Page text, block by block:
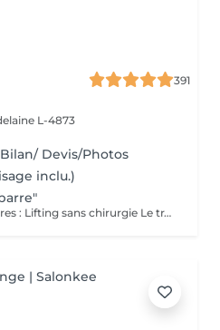
391
L-4873
Devis/Photos
inclu.)
HIFU pour la Zone Code-Barres : Lifting sans chirurgie Le traitement HIFU (Ultrasons Focalisés de Haute Intensité) est une solution non invasive qui agit en profondeur pour traiter les rides verticales au-dessus des lèvres, communément appelées code-barres. En ciblant les couches profondes de la peau, le HIFU stimule la production de collagène et de fibres élastiques, redonnant ainsi fermeté, tonicité et jeunesse à cette zone délicate. Quels sont les bienfaits ? Lissage des rides verticales autour de la bouche Effet raffermissant et lifting naturel Résultats visibles après une seule séance, avec un effet durable qui se renforce dans les mois qui suivent Traitement non invasif, sans injection ni chirurgie Pourquoi choisir le HIFU ? Le HIFU est une alternative idéale aux traitements chirurgicaux pour rajeunir et raffermir la peau du visage, en particulier la zone code-barres. Ce soin stimule naturellement la production de collagène, vous offrant ainsi un résultat naturel, sans période de récupération. Découvrez un sourire plus lisse et une peau redynamisée grâce à notre traitement HIFU !